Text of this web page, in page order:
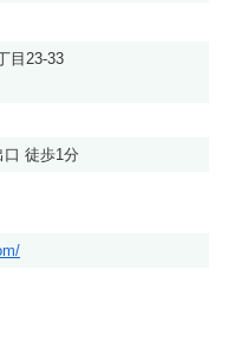
目23-33
徒歩1分